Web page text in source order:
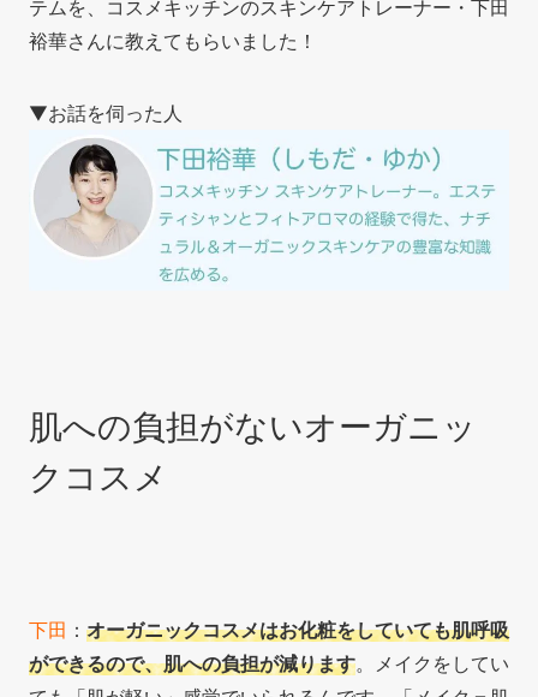
テムを、コスメキッチンのスキンケアトレーナー・下田
裕華さんに教えてもらいました！
▼お話を伺った人
肌への負担がないオーガニッ
クコスメ
下田 ： オーガニックコスメはお化粧をしていても肌呼吸
ができるので、肌への負担が減ります。メイクをしてい